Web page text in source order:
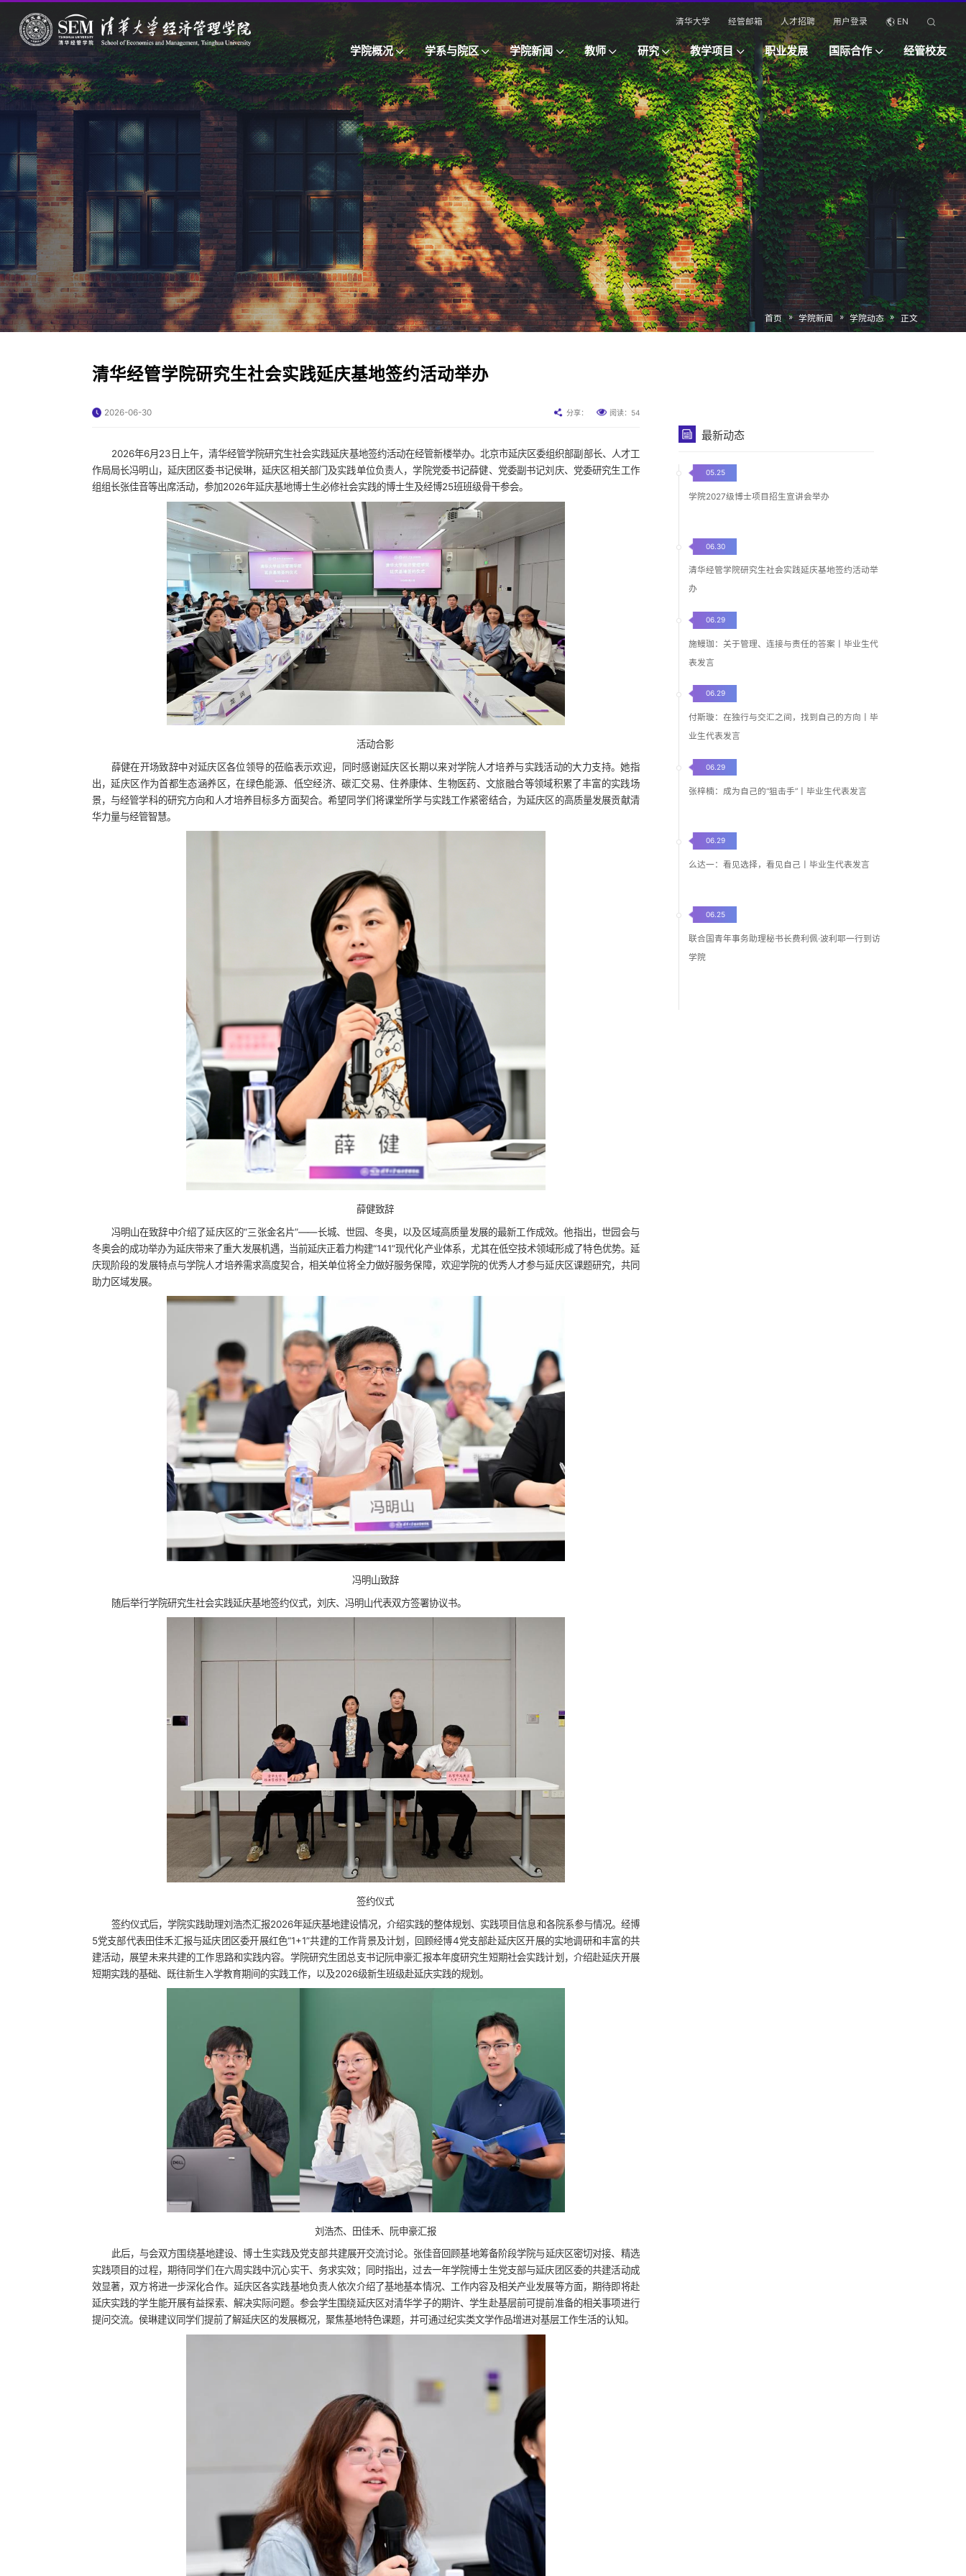
清华大学 经管邮箱 人才招聘 用户登录 EN
学院概况 学系与院区 学院新闻 教师 研究 教学项目 职业发展 国际合作 经管校友
首页 » 学院新闻 » 学院动态 » 正文
清华经管学院研究生社会实践延庆基地签约活动举办
2026-06-30 分享： 阅读： 54
2026年6月23日上午，清华经管学院研究生社会实践延庆基地签约活动在经管新楼举办。北京市延庆区委组织部副部长、人才工
作局局长冯明山，延庆团区委书记侯琳，延庆区相关部门及实践单位负责人，学院党委书记薛健、党委副书记刘庆、党委研究生工作
组组长张佳音等出席活动，参加2026年延庆基地博士生必修社会实践的博士生及经博25班班级骨干参会。
活动合影
薛健在开场致辞中对延庆区各位领导的莅临表示欢迎，同时感谢延庆区长期以来对学院人才培养与实践活动的大力支持。她指
出，延庆区作为首都生态涵养区，在绿色能源、低空经济、碳汇交易、住养康体、生物医药、文旅融合等领域积累了丰富的实践场
景，与经管学科的研究方向和人才培养目标多方面契合。希望同学们将课堂所学与实践工作紧密结合，为延庆区的高质量发展贡献清
华力量与经管智慧。
薛健致辞
冯明山在致辞中介绍了延庆区的“三张金名片”——长城、世园、冬奥，以及区域高质量发展的最新工作成效。他指出，世园会与
冬奥会的成功举办为延庆带来了重大发展机遇，当前延庆正着力构建“141”现代化产业体系，尤其在低空技术领域形成了特色优势。延
庆现阶段的发展特点与学院人才培养需求高度契合，相关单位将全力做好服务保障，欢迎学院的优秀人才参与延庆区课题研究，共同
助力区域发展。
冯明山致辞
随后举行学院研究生社会实践延庆基地签约仪式，刘庆、冯明山代表双方签署协议书。
签约仪式
签约仪式后，学院实践助理刘浩杰汇报2026年延庆基地建设情况，介绍实践的整体规划、实践项目信息和各院系参与情况。经博
5党支部代表田佳禾汇报与延庆团区委开展红色“1+1”共建的工作背景及计划，回顾经博4党支部赴延庆区开展的实地调研和丰富的共
建活动，展望未来共建的工作思路和实践内容。学院研究生团总支书记阮申豪汇报本年度研究生短期社会实践计划，介绍赴延庆开展
短期实践的基础、既往新生入学教育期间的实践工作，以及2026级新生班级赴延庆实践的规划。
刘浩杰、田佳禾、阮申豪汇报
此后，与会双方围绕基地建设、博士生实践及党支部共建展开交流讨论。张佳音回顾基地筹备阶段学院与延庆区密切对接、精选
实践项目的过程，期待同学们在六周实践中沉心实干、务求实效；同时指出，过去一年学院博士生党支部与延庆团区委的共建活动成
效显著，双方将进一步深化合作。延庆区各实践基地负责人依次介绍了基地基本情况、工作内容及相关产业发展等方面，期待即将赴
延庆实践的学生能开展有益探索、解决实际问题。参会学生围绕延庆区对清华学子的期许、学生赴基层前可提前准备的相关事项进行
提问交流。侯琳建议同学们提前了解延庆区的发展概况，聚焦基地特色课题，并可通过纪实类文学作品增进对基层工作生活的认知。
最新动态
05.25
学院2027级博士项目招生宣讲会举办
06.30
清华经管学院研究生社会实践延庆基地签约活动举
办
06.29
施鳗珈：关于管理、连接与责任的答案丨毕业生代
表发言
06.29
付斯璇：在独行与交汇之间，找到自己的方向丨毕
业生代表发言
06.29
张梓楠：成为自己的“狙击手”丨毕业生代表发言
06.29
么达一：看见选择，看见自己丨毕业生代表发言
06.25
联合国青年事务助理秘书长费利佩·波利耶一行到访
学院